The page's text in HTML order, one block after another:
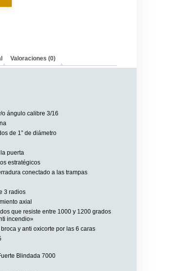
Valoraciones (0)
ángulo calibre 3/16
de 1” de diámetro
puerta
estratégicos
conectado a las trampas
3 radios
axial
que resiste entre 1000 y 1200 grados
incendio»
y anti oxicorte por las 6 caras
Blindada 7000